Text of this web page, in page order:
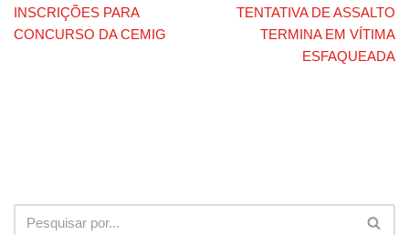
INSCRIÇÕES PARA
CONCURSO DA CEMIG
TENTATIVA DE ASSALTO
TERMINA EM VÍTIMA
ESFAQUEADA